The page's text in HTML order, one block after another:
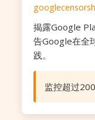
揭露Google
告Google在全
践。
监控超过